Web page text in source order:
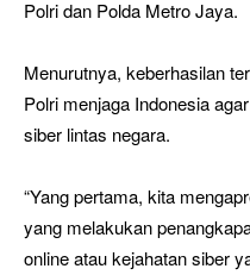
Polri dan Polda Metro Jaya.
Menurutnya, keberhasilan
Polri menjaga Indonesia
siber lintas negara.
“Yang pertama, kita
yang melakukan
online atau kejahatan siber